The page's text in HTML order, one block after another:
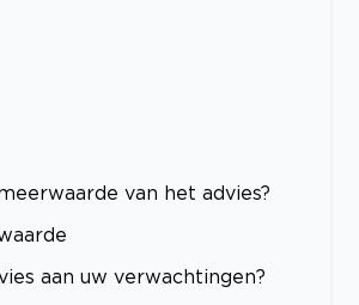
van het advies?
aan uw verwachtingen?